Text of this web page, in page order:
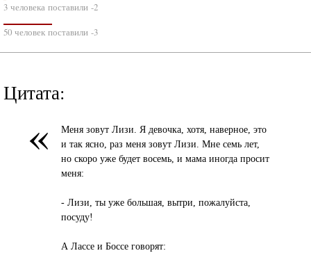
3 человека поставили -2
50 человек поставили -3
Цитата:
«
Меня зовут Лизи. Я девочка, хотя, наверное, это
и так ясно, раз меня зовут Лизи. Мне семь лет,
но скоро уже будет восемь, и мама иногда просит
меня:
- Лизи, ты уже большая, вытри, пожалуйста,
посуду!
А Лассе и Боссе говорят: